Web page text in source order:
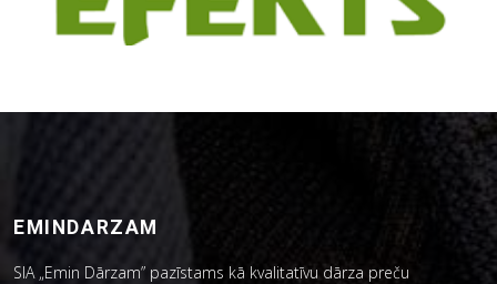
EMINDARZAM
SIA „Emin Dārzam” pazīstams kā kvalitatīvu dārza preču